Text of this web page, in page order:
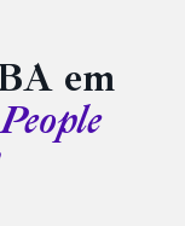
em
People